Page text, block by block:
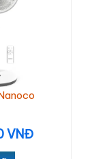
VNĐ